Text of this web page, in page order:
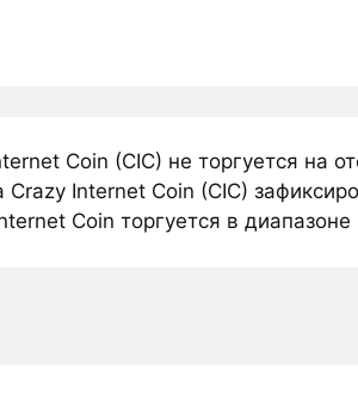
Coin (CIC) не торгуется на
Internet Coin (CIC)
Coin торгуется в